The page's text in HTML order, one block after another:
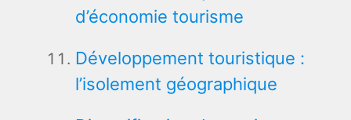
d’économie tourisme
Développement touristique :
l’isolement géographique